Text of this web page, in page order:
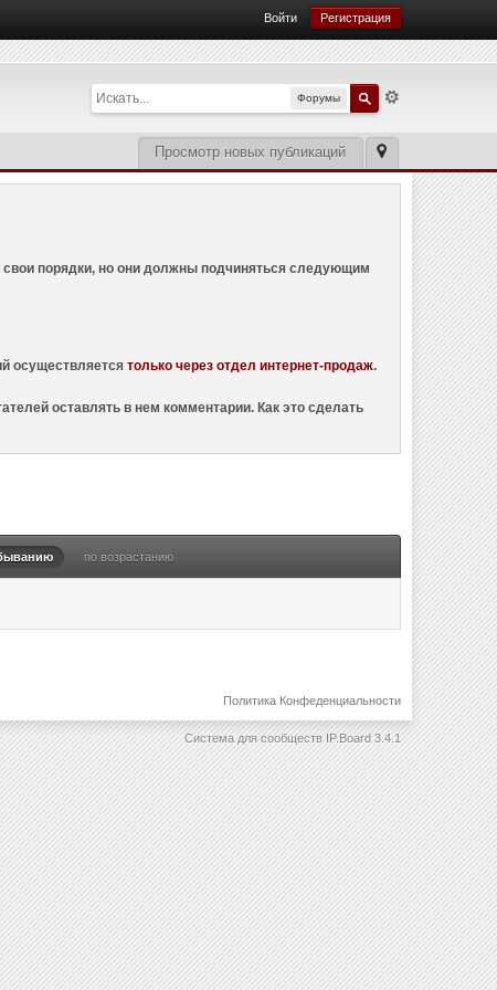
Войти Регистрация
Форумы
Просмотр новых публикаций
свои порядки, но они должны подчиняться следующим
осуществляетсятолько через отдел интернет-продаж.
оставлять в нем комментарии. Как это сделать
по возрастанию
Политика Конфеденциальности
Система для сообществ IP.Board 3.4.1